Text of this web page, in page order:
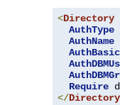
<Directory
AuthType
AuthName
Require
</Directory